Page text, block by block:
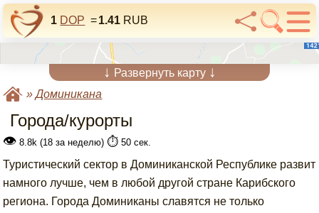
1 DOP =1.41 RUB
↓ Развернуть карту ↓
»Доминикана
Города/курорты
👁 8.8k (18 за неделю) ⏱️ 50 сек.
Туристический сектор в Доминиканской Республике развит
намного лучше, чем в любой другой стране Карибского
региона. Города Доминиканы славятся не только